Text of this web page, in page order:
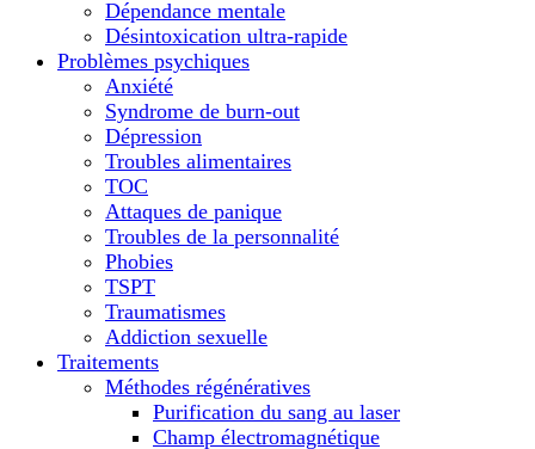
Dépendance mentale
Désintoxication ultra-rapide
Problèmes psychiques
Anxiété
Syndrome de burn-out
Dépression
Troubles alimentaires
TOC
Attaques de panique
Troubles de la personnalité
Phobies
TSPT
Traumatismes
Addiction sexuelle
Traitements
Méthodes régénératives
Purification du sang au laser
Champ électromagnétique